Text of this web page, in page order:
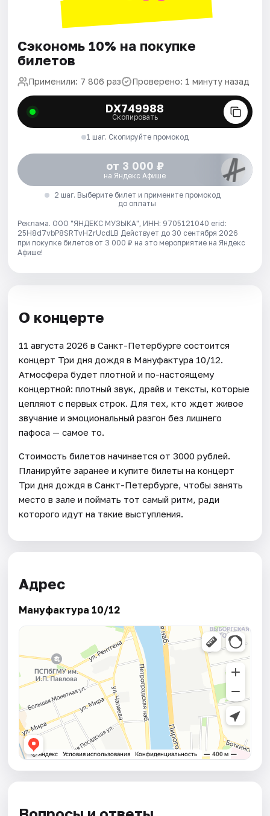
Сэкономь 10% на покупке
билетов
Применили: 7 806 раз Проверено: 1 минуту назад
DX749988
Скопировать
1 шаг. Скопируйте промокод
от 3 000 ₽
на Яндекс Афише
2 шаг. Выберите билет и примените промокод
до оплаты
Реклама. ООО "ЯНДЕКС МУЗЫКА", ИНН: 9705121040 erid:
25H8d7vbP8SRTvHZrUcdLB Действует до 30 сентября 2026
при покупке билетов от 3 000 ₽ на это мероприятие на Яндекс
Афише!
О концерте
11 августа 2026 в Санкт-Петербурге состоится
концерт Три дня дождя в Мануфактура 10/12.
Атмосфера будет плотной и по-настоящему
концертной: плотный звук, драйв и тексты, которые
цепляют с первых строк. Для тех, кто ждет живое
звучание и эмоциональный разгон без лишнего
пафоса — самое то.
Стоимость билетов начинается от 3000 рублей.
Планируйте заранее и купите билеты на концерт
Три дня дождя в Санкт-Петербурге, чтобы занять
место в зале и поймать тот самый ритм, ради
которого идут на такие выступления.
Адрес
Мануфактура 10/12